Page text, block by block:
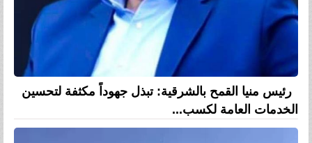
رئيس منيا القمح بالشرقية: تبذل جهوداً مكثفة لتحسين
الخدمات العامة لكسب...